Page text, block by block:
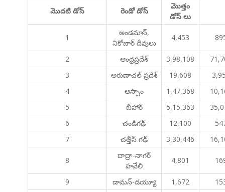
మొదటి డోస్ రెండో డోస్
మొత్తం
డోస్ లు
1
అండమాన్,
నికోబార్ దీవులు
4,453
2 ఆంధ్రప్రదేశ్ 3,98,108
3
అరుణాచల్ ప్రదేశ్ 19,608
4
ఆస్సాం 1,47,368
5
బీహార్ 5,15,363
6
చండీగఢ్ 12,100
7
చత్తీస్ గఢ్ 3,30,446
8
దాద్రా-నాగర్
హవేలి
4,801
9 డామన్-డయ్యూ 1,672